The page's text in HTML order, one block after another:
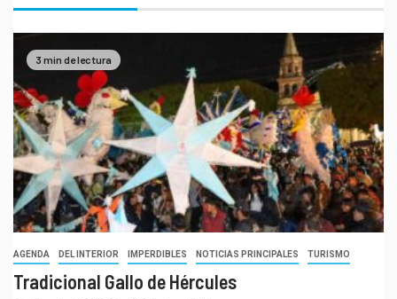
3 min de lectura
AGENDA DEL INTERIOR IMPERDIBLES NOTICIAS PRINCIPALES TURISMO
Tradicional Gallo de Hércules